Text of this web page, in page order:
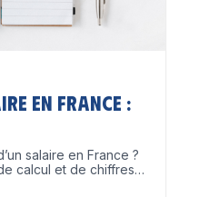
en France :
salaire en France ?
calcul et de chiffres…